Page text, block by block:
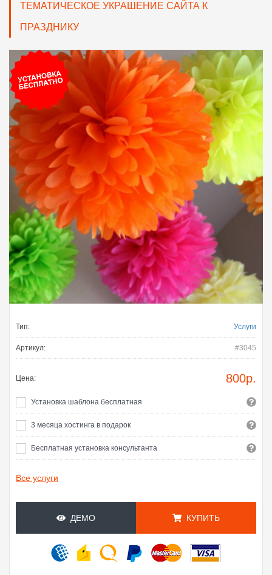
ТЕМАТИЧЕСКОЕ УКРАШЕНИЕ САЙТА К
ПРАЗДНИКУ
Тип: Услуги
Артикул: #3045
Цена: 800р.
Установка шаблона бесплатная
3 месяца хостинга в подарок
Бесплатная установка консультанта
Все услуги
ДЕМО КУПИТЬ